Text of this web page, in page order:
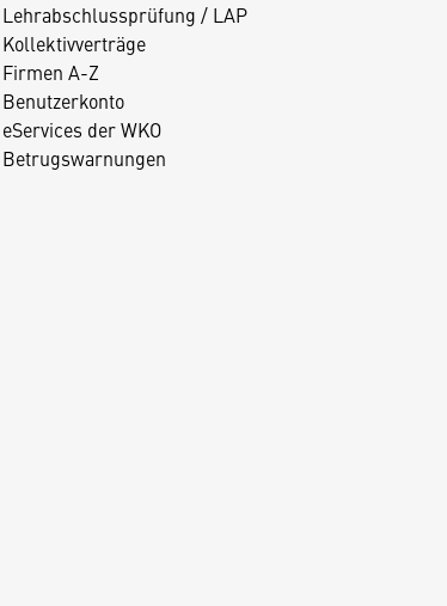
Lehrabschlussprüfung / LAP
Kollektivverträge
Firmen A-Z
Benutzerkonto
eServices der WKO
Betrugswarnungen